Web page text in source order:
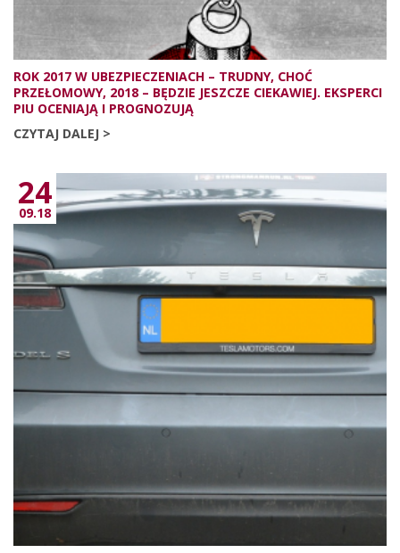
ROK 2017 W UBEZPIECZENIACH – TRUDNY, CHOĆ
PRZEŁOMOWY, 2018 – BĘDZIE JESZCZE CIEKAWIEJ. EKSPERCI
PIU OCENIAJĄ I PROGNOZUJĄ
CZYTAJ DALEJ >
24
09.18